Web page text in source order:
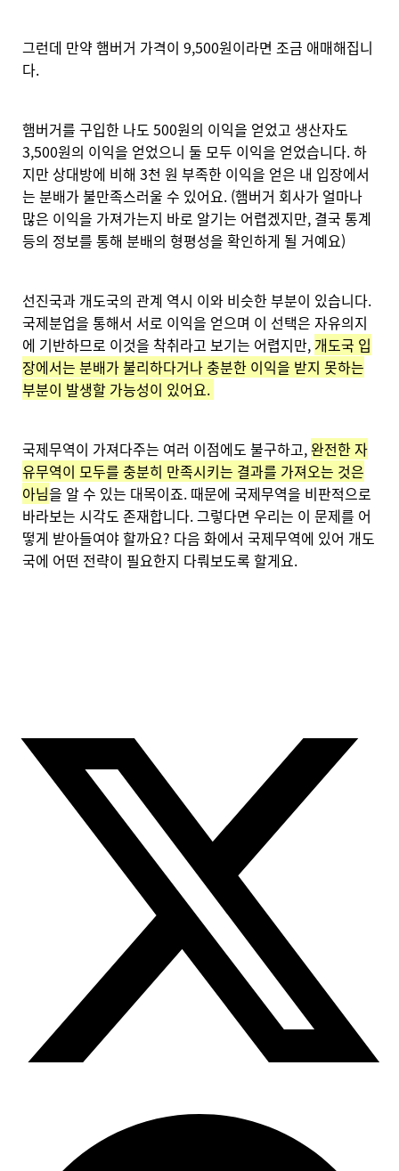
그런데 만약 햄버거 가격이 9,500원이라면 조금 애매해집니
다.
햄버거를 구입한 나도 500원의 이익을 얻었고 생산자도
3,500원의 이익을 얻었으니 둘 모두 이익을 얻었습니다. 하
지만 상대방에 비해 3천 원 부족한 이익을 얻은 내 입장에서
는 분배가 불만족스러울 수 있어요. (햄버거 회사가 얼마나
많은 이익을 가져가는지 바로 알기는 어렵겠지만, 결국 통계
등의 정보를 통해 분배의 형평성을 확인하게 될 거예요)
선진국과 개도국의 관계 역시 이와 비슷한 부분이 있습니다.
국제분업을 통해서 서로 이익을 얻으며 이 선택은 자유의지
에 기반하므로 이것을 착취라고 보기는 어렵지만, 개도국 입
장에서는 분배가 불리하다거나 충분한 이익을 받지 못하는
부분이 발생할 가능성이 있어요.
국제무역이 가져다주는 여러 이점에도 불구하고,완전한 자
유무역이 모두를 충분히 만족시키는 결과를 가져오는 것은
아님을 알 수 있는 대목이죠. 때문에 국제무역을 비판적으로
바라보는 시각도 존재합니다. 그렇다면 우리는 이 문제를 어
떻게 받아들여야 할까요? 다음 화에서 국제무역에 있어 개도
국에 어떤 전략이 필요한지 다뤄보도록 할게요.